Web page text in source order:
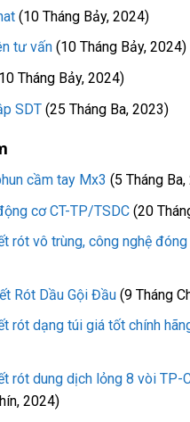
(10 Tháng Bảy, 2024)
tư vấn (10 Tháng Bảy, 2024)
Tháng Bảy, 2024)
SDT (25 Tháng Ba, 2023)
cầm tay Mx3 (5 Tháng
cơ CT-TP/TSDC (20
rót vô trùng, công nghệ
Rót Dầu Gội Đầu (9 Tháng
rót dạng túi giá tốt chính
rót dung dịch lỏng 8 vòi TP-
2024)